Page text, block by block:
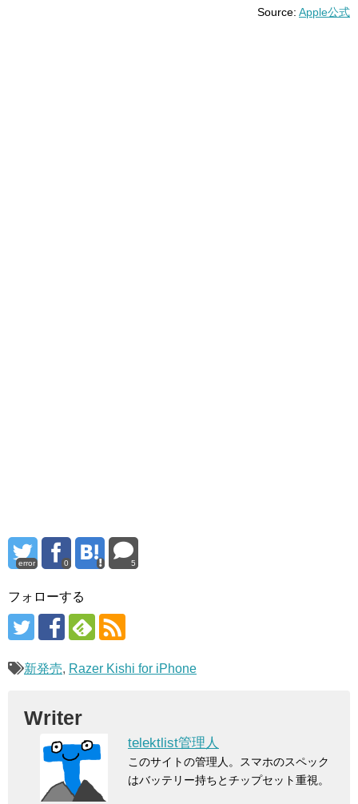
Source: Apple公式
error 0 5
フォローする
新発売, Razer Kishi for iPhone
Writer
telektlist管理人
このサイトの管理人。スマホのスペック
はバッテリー持ちとチップセット重視。